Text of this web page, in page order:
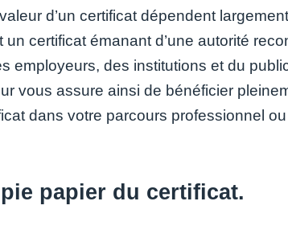
d’un certificat dépendent
certificat émanant d’une autorité
employeurs, des institutions et du
vous assure ainsi de bénéficier
dans votre parcours professionnel
papier du certificat.